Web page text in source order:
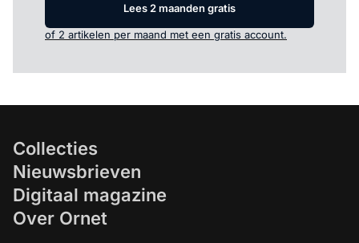
Lees 2 maanden gratis
of 2 artikelen per maand met een gratis account.
Collecties
Nieuwsbrieven
Digitaal magazine
Over Ornet